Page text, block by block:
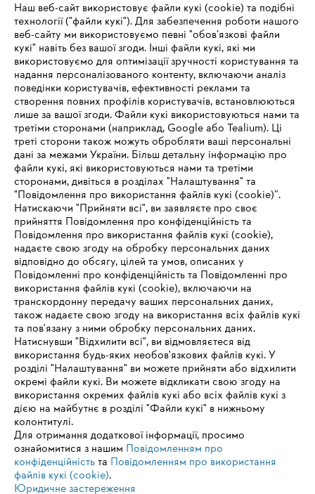
законодавство. З цією метою ви можете звернутися до органу
захисту даних, що діє за вашим місцем проживання або
вашою країною юрисдикції, або до органу захисту даних,
відповідального за STIHL (LfDI Баден-Вюртемберг);
[7.] право на перенесення даних, тобто право отримувати
надані дані у структурованому, загальновживаному та
машинозчитуваному форматі та передавати їх STIHL іншому
контролеру;
[8.] право отримувати копію ваших персональних даних, які
ми зберігаємо та обробляємо. У всіх цих випадках, будь ласка,
зверніться до відповідального за захист даних STIHL
письмово або електронною поштою – контактну інформацію
див. у розділі 2.
Інформація для постачальників
Продукція
Контакт
Кар'єра
Система повідомлень про порушення
Наш веб-сайт використовує файли кукі (cookie) та подібні
технології ("файли кукі"). Для забезпечення роботи нашого
веб-сайту ми використовуємо певні "обов’язкові файли
кукі" навіть без вашої згоди. Інші файли кукі, які ми
використовуємо для оптимізації зручності користування та
надання персоналізованого контенту, включаючи аналіз
поведінки користувачів, ефективності реклами та
створення повних профілів користувачів, встановлюються
лише за вашої згоди. Файли кукі використовуються нами та
третіми сторонами (наприклад, Google або Tealium). Ці
треті сторони також можуть обробляти ваші персональні
дані за межами України. Більш детальну інформацію про
файли кукі, які використовуються нами та третіми
сторонами, дивіться в розділах "Налаштування" та
"Повідомлення про використання файлів кукі (cookie)”.
Натискаючи "Прийняти всі", ви заявляєте про своє
прийняття Повідомлення про конфіденційність та
Повідомлення про використання файлів кукі (cookie),
надаєте свою згоду на обробку персональних даних
відповідно до обсягу, цілей та умов, описаних у
Повідомленні про конфіденційність та Повідомленні про
використання файлів кукі (cookie), включаючи на
транскордонну передачу ваших персональних даних,
також надаєте свою згоду на використання всіх файлів кукі
та пов'язану з ними обробку персональних даних.
Натиснувши "Відхилити всі", ви відмовляєтеся від
використання будь-яких необов'язкових файлів кукі. У
розділі "Налаштування" ви можете прийняти або відхилити
окремі файли кукі. Ви можете відкликати свою згоду на
використання окремих файлів кукі або всіх файлів кукі з
дією на майбутнє в розділі "Файли кукі" в нижньому
колонтитулі.
Для отримання додаткової інформації, просимо
ознайомитися з нашим Повідомленням про
конфіденційністьта Повідомленням про використання
файлів кукі (cookie).
Юридичне застереження